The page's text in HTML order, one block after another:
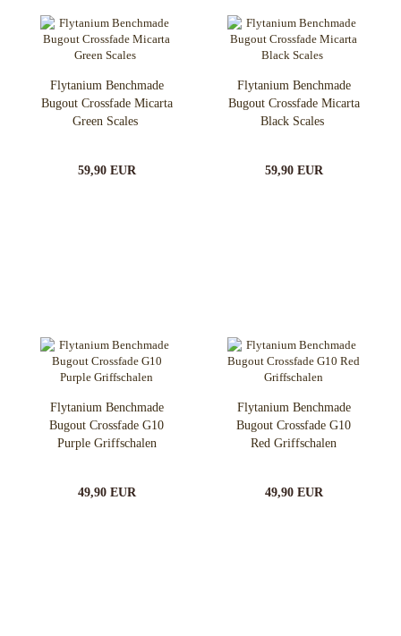
Flytanium Benchmade
Bugout Crossfade Micarta
Green Scales
59,90 EUR
Flytanium Benchmade
Bugout Crossfade Micarta
Black Scales
59,90 EUR
Flytanium Benchmade
Bugout Crossfade G10
Purple Griffschalen
49,90 EUR
Flytanium Benchmade
Bugout Crossfade G10
Red Griffschalen
49,90 EUR